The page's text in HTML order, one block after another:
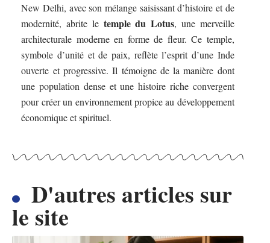
New Delhi, avec son mélange saisissant d’histoire et de
modernité, abrite le temple du Lotus, une merveille
architecturale moderne en forme de fleur. Ce temple,
symbole d’unité et de paix, reflète l’esprit d’une Inde
ouverte et progressive. Il témoigne de la manière dont
une population dense et une histoire riche convergent
pour créer un environnement propice au développement
économique et spirituel.
D'autres articles sur
le site